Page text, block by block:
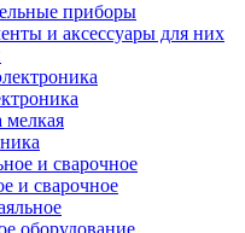
приборы
и аксессуары для них
мелкая
и сварочное
оборудование